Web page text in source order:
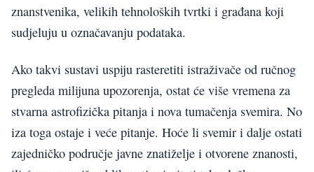
znanstvenika, velikih tehnoloških tvrtki i građana koji
sudjeluju u označavanju podataka.
Ako takvi sustavi uspiju rasteretiti istraživače od ručnog
pregleda milijuna upozorenja, ostat će više vremena za
stvarna astrofizička pitanja i nova tumačenja svemira. No
iza toga ostaje i veće pitanje. Hoće li svemir i dalje ostati
zajedničko područje javne znatiželje i otvorene znanosti,